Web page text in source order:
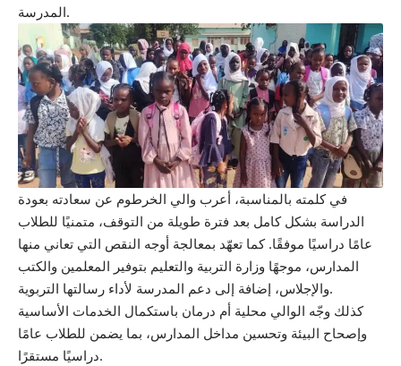
المدرسة.
في كلمته بالمناسبة، أعرب والي الخرطوم عن سعادته بعودة
الدراسة بشكل كامل بعد فترة طويلة من التوقف، متمنيًا للطلاب
عامًا دراسيًا موفقًا. كما تعهّد بمعالجة أوجه النقص التي تعاني منها
المدارس، موجهًا وزارة التربية والتعليم بتوفير المعلمين والكتب
والإجلاس، إضافة إلى دعم المدرسة لأداء رسالتها التربوية.
كذلك وجّه الوالي محلية أم درمان باستكمال الخدمات الأساسية
وإصحاح البيئة وتحسين مداخل المدارس، بما يضمن للطلاب عامًا
دراسيًا مستقرًا.